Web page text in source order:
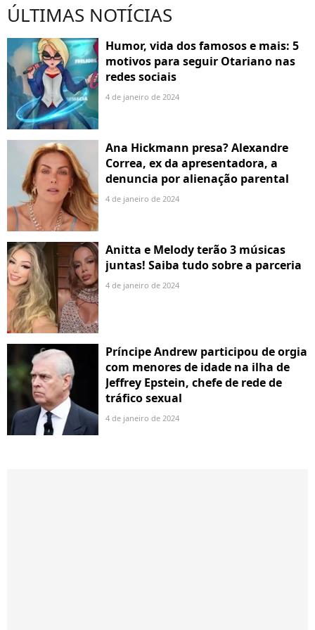
ÚLTIMAS NOTÍCIAS
Humor, vida dos famosos e mais: 5
motivos para seguir Otariano nas
redes sociais
4 de janeiro de 2024
Ana Hickmann presa? Alexandre
Correa, ex da apresentadora, a
denuncia por alienação parental
4 de janeiro de 2024
Anitta e Melody terão 3 músicas
juntas! Saiba tudo sobre a parceria
4 de janeiro de 2024
Príncipe Andrew participou de orgia
com menores de idade na ilha de
Jeffrey Epstein, chefe de rede de
tráfico sexual
4 de janeiro de 2024